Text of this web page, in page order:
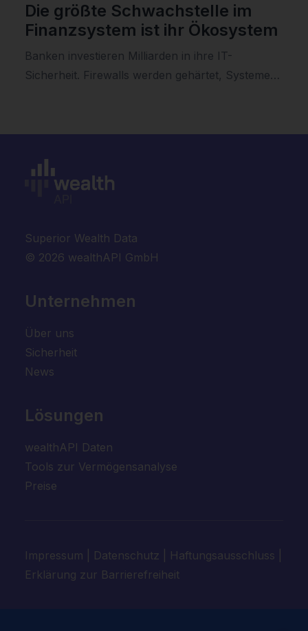
Die größte Schwachstelle im
Finanzsystem ist ihr Ökosystem
Banken investieren Milliarden in ihre IT-
Sicherheit. Firewalls werden gehärtet, Systeme…
Superior Wealth Data
© 2026 wealthAPI GmbH
Unternehmen
Über uns
Sicherheit
News
Lösungen
wealthAPI Daten
Tools zur Vermögensanalyse
Preise
Impressum Datenschutz Haftungsausschluss
Erklärung zur Barrierefreiheit